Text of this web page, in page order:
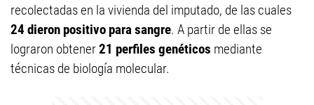
recolectadas en la vivienda del imputado, de las cuales
24 dieron positivo para sangre. A partir de ellas se
lograron obtener21 perfiles genéticos mediante
técnicas de biología molecular.